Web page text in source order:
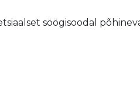
söögisoodal